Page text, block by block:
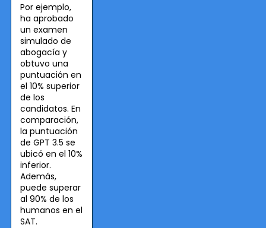
Por ejemplo,
ha aprobado
un examen
simulado de
abogacía y
obtuvo una
puntuación en
el 10% superior
de los
candidatos. En
comparación,
la puntuación
de GPT 3.5 se
ubicó en el 10%
inferior.
Además,
puede superar
al 90% de los
humanos en el
SAT.